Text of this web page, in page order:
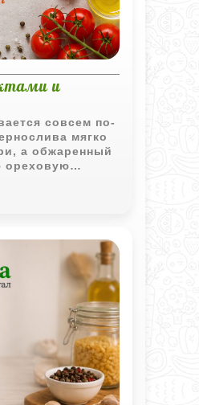
и
совсем по-
мягко
а обжаренный
ореховую
и
восточными